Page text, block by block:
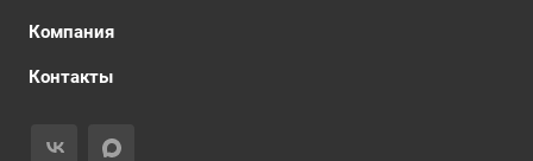
Компания
Контакты